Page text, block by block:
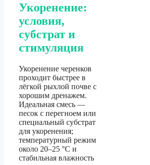
Укоренение:
условия,
субстрат и
стимуляция
Укоренение черенков
проходит быстрее в
лёгкой рыхлой почве с
хорошим дренажем.
Идеальная смесь —
песок с перегноем или
специальный субстрат
для укоренения;
температурный режим
около 20–25 °C и
стабильная влажность